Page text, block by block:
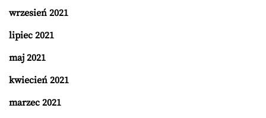
wrzesień 2021
lipiec 2021
maj 2021
kwiecień 2021
marzec 2021